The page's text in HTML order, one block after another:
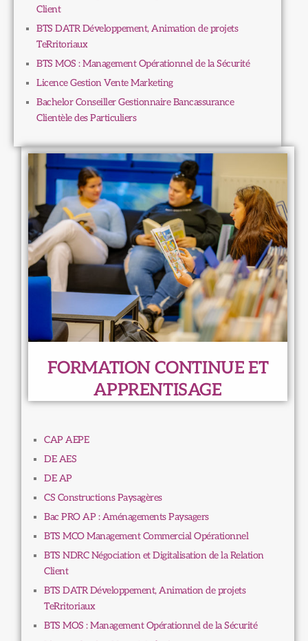
Client
BTS DATR Développement, Animation de projets
TeRritoriaux
BTS MOS : Management Opérationnel de la Sécurité
Licence Gestion Vente Marketing
Bachelor Conseiller Gestionnaire Bancassurance
Clientèle des Particuliers
FORMATION CONTINUE ET
APPRENTISAGE
CAP AEPE
DE AES
DE AP
CS Constructions Paysagères
Bac PRO AP : Aménagements Paysagers
BTS MCO Management Commercial Opérationnel
BTS NDRC Négociation et Digitalisation de la Relation
Client
BTS DATR Développement, Animation de projets
TeRritoriaux
BTS MOS : Management Opérationnel de la Sécurité